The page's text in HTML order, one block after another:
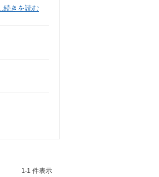
…続きを読む
1-1 件表示